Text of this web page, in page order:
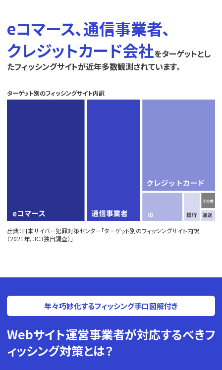
eコマース､通信事業者､
クレジットカード会社をターゲットとし
たフィッシングサイトが近年多数観測されています。
ターゲット別のフィッシングサイト内訳
出典：日本サイバー犯罪対策センター「ターゲット別のフィッシングサイト内訳
（2021年, JC3独自調査）」
年々巧妙化するフィッシング手口図解付き
Webサイト運営事業者が対応するべきフ
ィッシング対策とは？